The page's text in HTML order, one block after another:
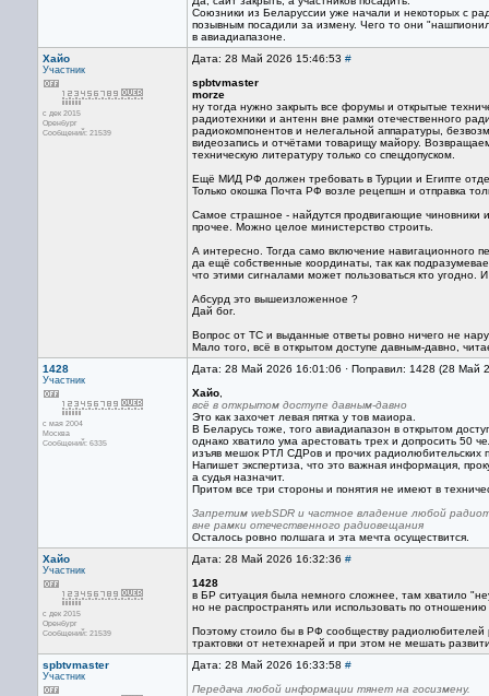
Союзники из Беларуссии уже начали и некоторых с
позывным посадили за измену. Чего то они
в авиадиапазоне.
Хайо
Участник
с дек 2015
Оренбург
Сообщений: 21539
Дата: 28 Май 2026 15:46:53 #
spbtvmaster
morze
ну тогда нужно закрыть все форумы и открытые
радиотехники и антенн вне рамки отечественного
радиокомпонентов и нелегальной аппаратуры,
видеозапись и отчётами товарищу майору.
техническую литературу только со спецдопуском.
Ещё МИД РФ должен требовать в Турции и Египте
Только окошка Почта РФ возле рецепшн и отправка
Самое страшное - найдутся продвигающие чиновники
прочее. Можно целое министерство строить.
А интересно. Тогда само включение навигационного
да ещё собственные координаты, так как
что этими сигналами может пользоваться кто
Абсурд это вышеизложенное ?
Дай бог.
Вопрос от ТС и выданные ответы ровно ничего не
Мало того, всё в открытом доступе давным-давно,
1428
Участник
с мая 2004
Москва
Сообщений: 6335
Дата: 28 Май 2026 16:01:06 · Поправил: 1428 (28 Май
Хайо
всё в открытом доступе давным-давно
Это как захочет левая пятка у тов маиора.
В Беларусь тоже, того авиадиапазон в открытом
однако хватило ума арестовать трех и допросить 50
изъяв мешок РТЛ СДРов и прочих радиолюбительских
Напишет экспертиза, что это важная информация,
а судья назначит.
Притом все три стороны и понятия не имеют в
Запретим webSDR и частное владение любой
вне рамки отечественного радиовещания
Осталось ровно полшага и эта мечта осуществится.
Хайо
Участник
с дек 2015
Оренбург
Сообщений: 21539
Дата: 28 Май 2026 16:32:36 #
1428
в БР ситуация была немного сложнее, там хватило
но не распространять или использовать по
Поэтому стоило бы в РФ сообществу радиолюбителей
трактовки от нетехнарей и при этом не мешать
spbtvmaster
Участник
Дата: 28 Май 2026 16:33:58 #
Передача любой информации тянет на госизмену.